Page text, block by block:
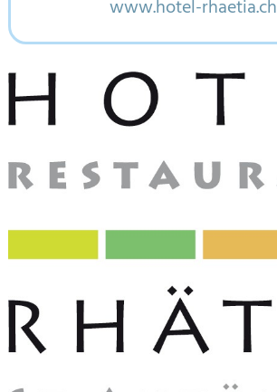
www.hotel-rhaetia.ch